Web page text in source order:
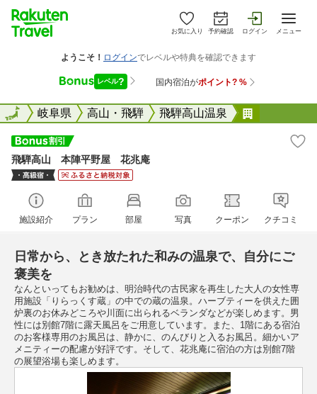
お気に入り 予約確認 ログイン メニュー
全国岐阜県 高山・飛騨 飛騨高山温泉
全国
飛騨高山 本陣平野屋 花兆庵
施設紹介 プラン 部屋 写真 クーポン クチコミ
日常から、とき放たれた和みの温泉で、自分にご
褒美を
なんといってもお勧めは、明治時代の古民家を再生した大人の女性専
用施設「りらっくす蔵」の中での蔵の温泉。ハーブティーを供えた囲
炉裏のお休みどころや川面に出られるベランダなどが楽しめます。男
性には別館7階に露天風呂をご用意しています。また、1階にある宿泊
のお客様専用のお風呂は、静かに、のんびりと入るお風呂。細かいア
メニティーの配慮が好評です。そして、花兆庵に宿泊の方は別館7階
の展望浴場も楽しめます。